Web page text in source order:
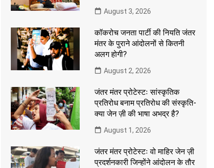
August 3, 2026
कॉकरोच जनता पार्टी की नियति जंतर
मंतर के पुराने आंदोलनों से कितनी
अलग होगी?
August 2, 2026
जंतर मंतर प्रोटेस्टः सांस्कृतिक
प्रतिरोध बनाम प्रतिरोध की संस्कृति-
क्या जेन ज़ी की भाषा अभद्र है?
August 1, 2026
जंतर मंतर प्रोटेस्टः वो माहिर जेन ज़ी
प्रदर्शनकारी जिन्होंने आंदोलन के तौर